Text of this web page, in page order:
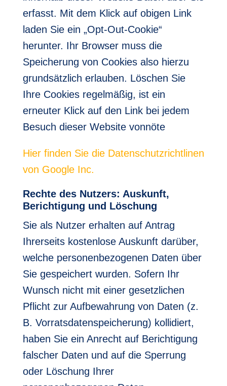
erfasst. Mit dem Klick auf obigen Link
laden Sie ein „Opt-Out-Cookie“
herunter. Ihr Browser muss die
Speicherung von Cookies also hierzu
grundsätzlich erlauben. Löschen Sie
Ihre Cookies regelmäßig, ist ein
erneuter Klick auf den Link bei jedem
Besuch dieser Website vonnöte
Hier finden Sie die Datenschutzrichtlinen
von Google Inc.
Rechte des Nutzers: Auskunft,
Berichtigung und Löschung
Sie als Nutzer erhalten auf Antrag
Ihrerseits kostenlose Auskunft darüber,
welche personenbezogenen Daten über
Sie gespeichert wurden. Sofern Ihr
Wunsch nicht mit einer gesetzlichen
Pflicht zur Aufbewahrung von Daten (z.
B. Vorratsdatenspeicherung) kollidiert,
haben Sie ein Anrecht auf Berichtigung
falscher Daten und auf die Sperrung
oder Löschung Ihrer